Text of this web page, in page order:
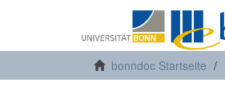
bonndoc Startseite